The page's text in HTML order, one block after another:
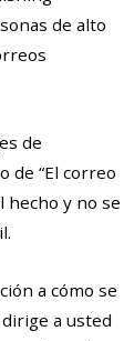
de alto
de
de “El correo
hecho y no se
a cómo se
a usted